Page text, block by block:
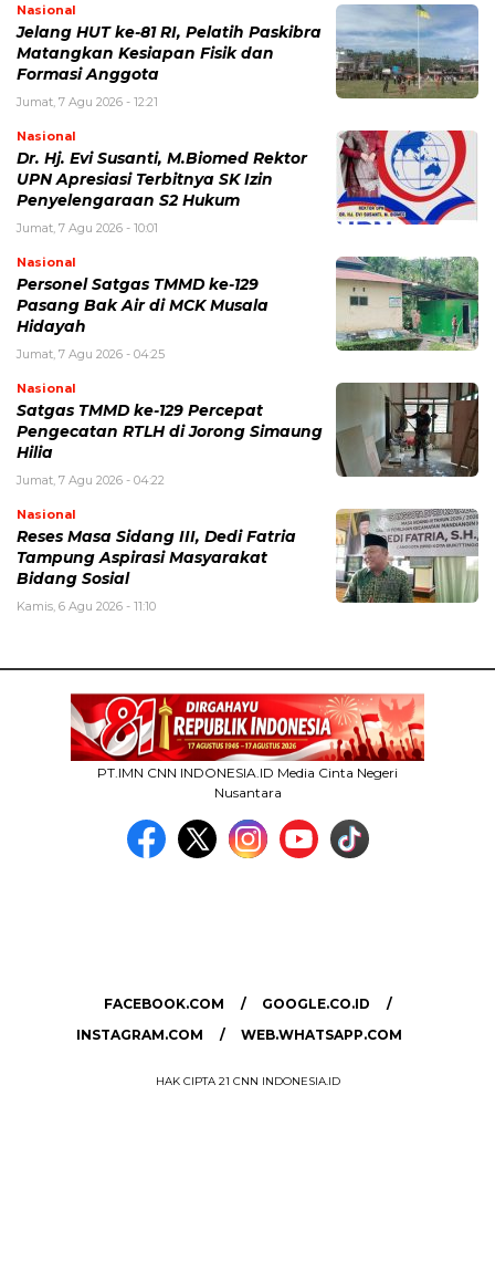
Nasional
Jelang HUT ke-81 RI, Pelatih Paskibra
Matangkan Kesiapan Fisik dan
Formasi Anggota
Jumat, 7 Agu 2026 - 12:21
Nasional
Dr. Hj. Evi Susanti, M.Biomed Rektor
UPN Apresiasi Terbitnya SK Izin
Penyelengaraan S2 Hukum
Jumat, 7 Agu 2026 - 10:01
Nasional
Personel Satgas TMMD ke-129
Pasang Bak Air di MCK Musala
Hidayah
Jumat, 7 Agu 2026 - 04:25
Nasional
Satgas TMMD ke-129 Percepat
Pengecatan RTLH di Jorong Simaung
Hilia
Jumat, 7 Agu 2026 - 04:22
Nasional
Reses Masa Sidang III, Dedi Fatria
Tampung Aspirasi Masyarakat
Bidang Sosial
Kamis, 6 Agu 2026 - 11:10
PT.IMN CNN INDONESIA.ID Media Cinta Negeri
Nusantara
FACEBOOK.COM
GOOGLE.CO.ID
INSTAGRAM.COM
WEB.WHATSAPP.COM
HAK CIPTA 21 CNN INDONESIA.ID